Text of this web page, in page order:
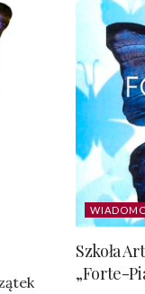
Szkoła
„Forte-